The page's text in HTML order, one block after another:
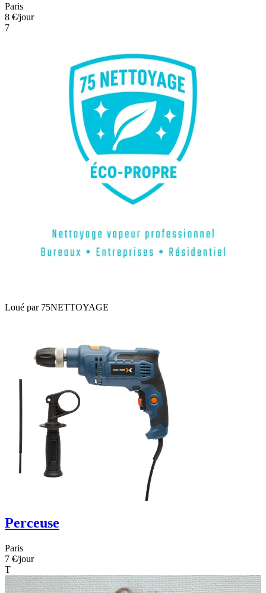
Paris
8 €/jour
7
Loué par 75NETTOYAGE
Perceuse
Paris
7 €/jour
T